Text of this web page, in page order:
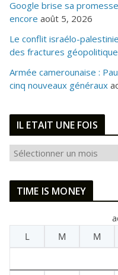
Google brise sa
encore août 5, 2026
Le conflit israélo-
des fractures
Armée camerounaise :
cinq nouveaux généraux
IL ETAIT UNE FOIS
E
I
U
TIME IS MONEY
L
M M